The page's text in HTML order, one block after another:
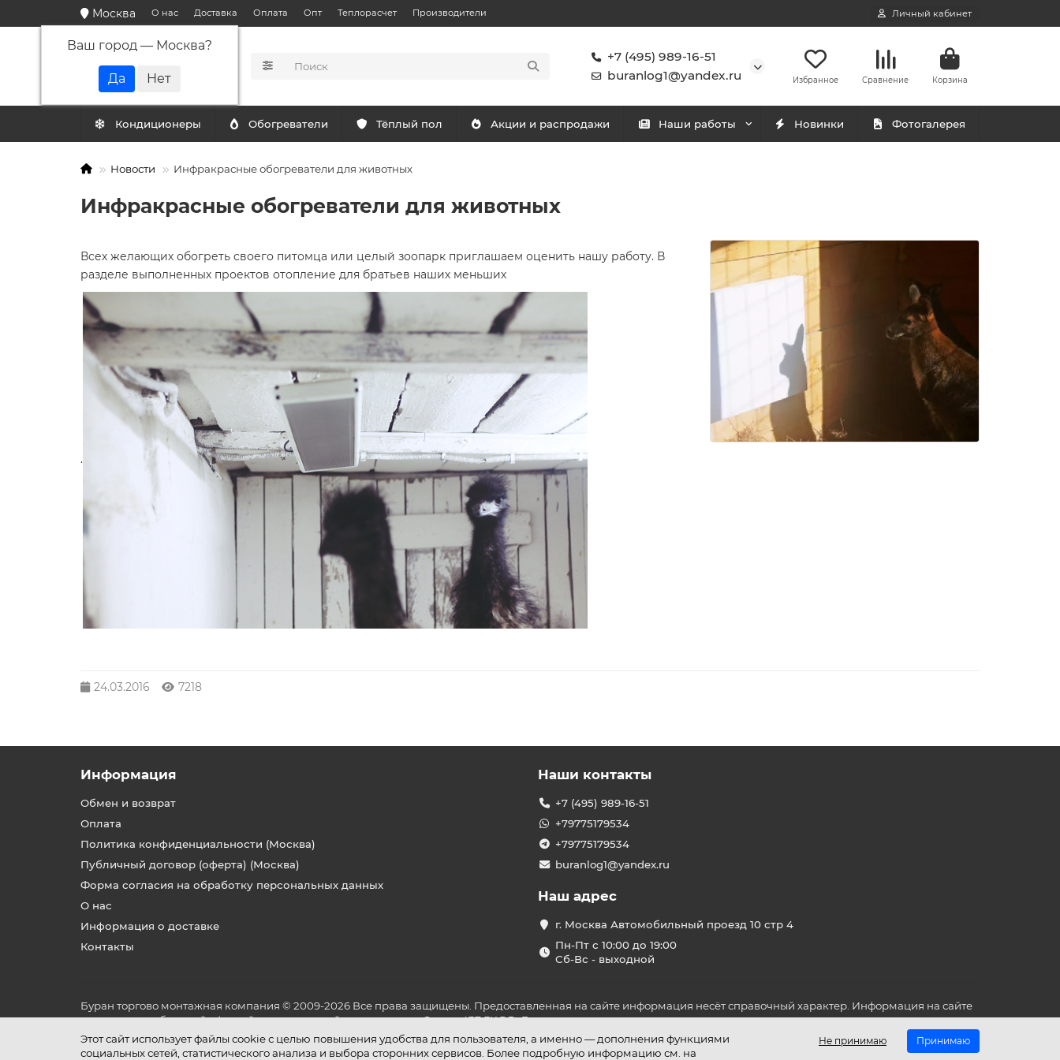
Москва
Ваш город — Москва?
О нас Доставка Оплата Опт Теплорасчет Производители Личный кабинет
+7 (495) 989-16-51
buranlog1@yandex.ru
Избранное Сравнение Корзина
Кондиционеры Обогреватели Тёплый пол Акции и распродажи Наши работы Новинки Фотогалерея
Новости Инфракрасные обогреватели для животных
Инфракрасные обогреватели для животных
Всех желающих обогреть своего питомца или целый зоопарк приглашаем оценить нашу работу. В
разделе выполненных проектов отопление для братьев наших меньших
.
24.03.2016 7218
Этот сайт использует файлы cookie с целью повышения удобства для пользователя, а именно — дополнения функциями
социальных сетей, статистического анализа и выбора сторонних сервисов. Более подробную информацию см. на
Не принимаю Принимаю
Информация
Обмен и возврат
Оплата
Политика конфиденциальности (Москва)
Публичный договор (оферта) (Москва)
Форма согласия на обработку персональных данных
О нас
Информация о доставке
Контакты
Наши контакты
+7 (495) 989-16-51
+79775179534
+79775179534
buranlog1@yandex.ru
Наш адрес
г. Москва Автомобильный проезд 10 стр 4
Пн-Пт с 10:00 до 19:00
Сб-Вс - выходной
Буран торгово монтажная компания © 2009-2026 Все права защищены. Предоставленная на сайте информация несёт справочный характер. Информация на сайте
не является публичной офертой, определяемой положениями Статьи 437 ГК РФ. До оплаты товара удостоверьтесь во всех для вас важных характеристиках в товаре
и условиях его эксплуатации.